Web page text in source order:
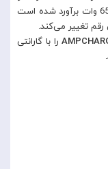
خروجی USB-C با استفاده از تکنولوژی PD 3.0 تا 65 وات برآورد شده است
رقم تغییر می‌کند.
را با گارانتی